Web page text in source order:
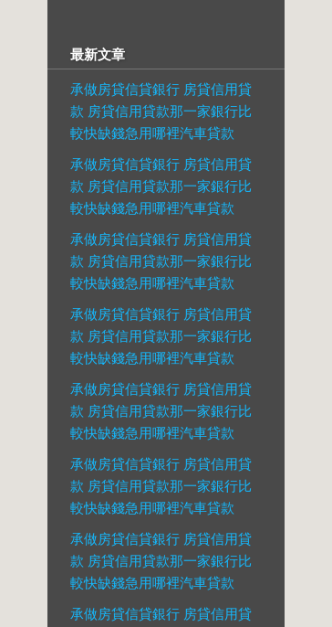
最新文章
承做房貸信貸銀行 房貸信用貸
款 房貸信用貸款那一家銀行比
較快缺錢急用哪裡汽車貸款
承做房貸信貸銀行 房貸信用貸
款 房貸信用貸款那一家銀行比
較快缺錢急用哪裡汽車貸款
承做房貸信貸銀行 房貸信用貸
款 房貸信用貸款那一家銀行比
較快缺錢急用哪裡汽車貸款
承做房貸信貸銀行 房貸信用貸
款 房貸信用貸款那一家銀行比
較快缺錢急用哪裡汽車貸款
承做房貸信貸銀行 房貸信用貸
款 房貸信用貸款那一家銀行比
較快缺錢急用哪裡汽車貸款
承做房貸信貸銀行 房貸信用貸
款 房貸信用貸款那一家銀行比
較快缺錢急用哪裡汽車貸款
承做房貸信貸銀行 房貸信用貸
款 房貸信用貸款那一家銀行比
較快缺錢急用哪裡汽車貸款
承做房貸信貸銀行 房貸信用貸